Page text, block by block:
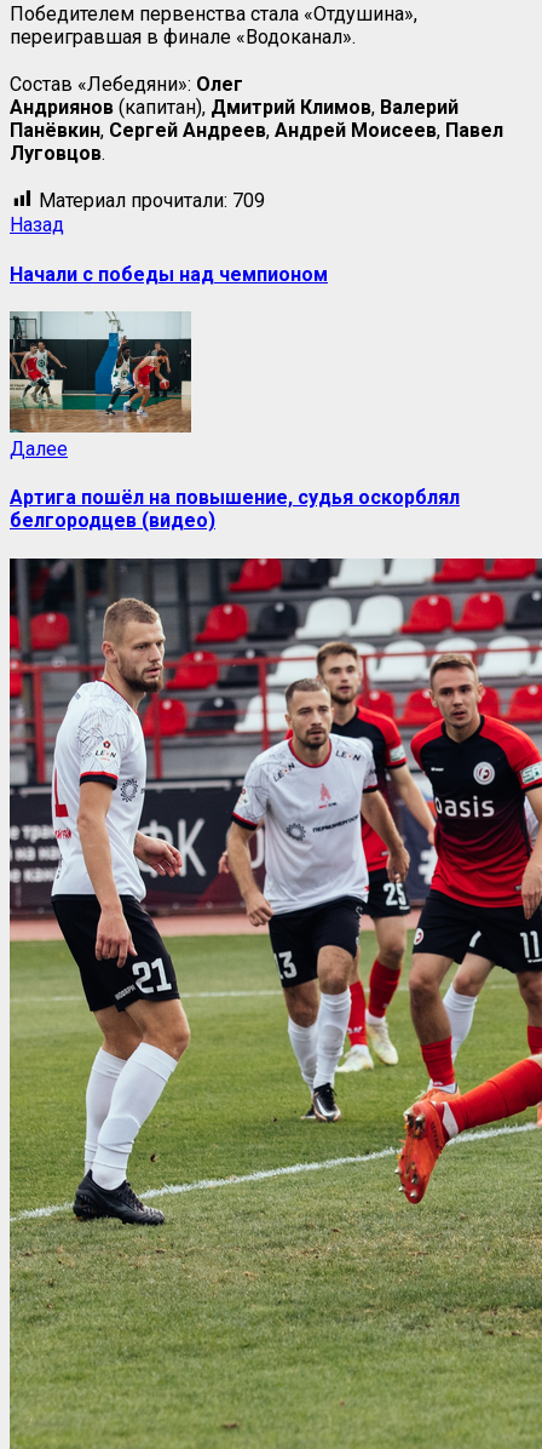
Победителем первенства стала «Отдушина»,
переигравшая в финале «Водоканал».
Состав «Лебедяни»: Олег
Андриянов (капитан), Дмитрий Климов, Валерий
Панёвкин, Сергей Андреев, Андрей Моисеев, Павел
Луговцов.
Материал прочитали: 709
Назад
Начали с победы над чемпионом
Далее
Артига пошёл на повышение, судья оскорблял
белгородцев (видео)